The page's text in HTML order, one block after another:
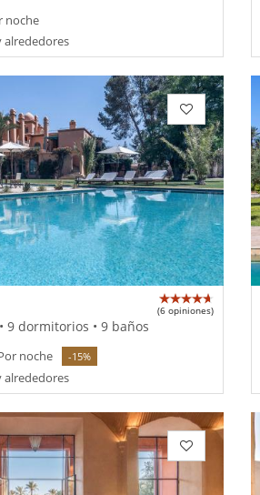
noche
alrededores
(6 opiniones)
9 dormitorios • 9 baños
noche -15%
alrededores